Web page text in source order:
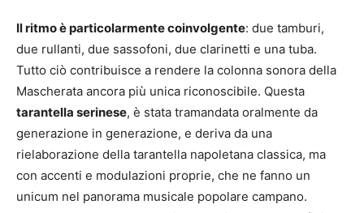
Il ritmo è particolarmente coinvolgente: due tamburi,
due rullanti, due sassofoni, due clarinetti e una tuba.
Tutto ciò contribuisce a rendere la colonna sonora della
Mascherata ancora più unica riconoscibile. Questa
tarantella serinese, è stata tramandata oralmente da
generazione in generazione, e deriva da una
rielaborazione della tarantella napoletana classica, ma
con accenti e modulazioni proprie, che ne fanno un
unicum nel panorama musicale popolare campano.